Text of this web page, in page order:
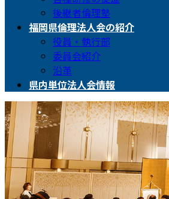
後継者倫理塾
福岡県倫理法人会の紹介
役員・執行部
委員会紹介
沿革
県内単位法人会情報